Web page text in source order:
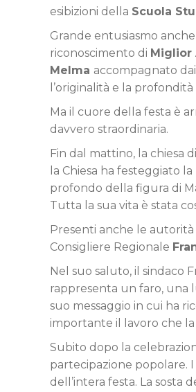
esibizioni della Scuola
Grande entusiasmo
riconoscimento di Miglior
Melma accompagnato
l’originalità e la
Ma il cuore della festa è
davvero straordinaria.
Fin dal mattino, la chiesa
la Chiesa ha festeggiato
profondo della figura di
Tutta la sua vita è stata
Presenti anche le autorità
Consigliere Regionale
Nel suo saluto, il sindaco
rappresenta un faro, una
suo messaggio in cui ha
importante il lavoro che
Subito dopo la
partecipazione popolare.
dell’intera festa. La sosta